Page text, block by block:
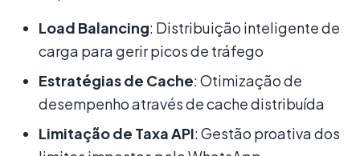
Load Balancing: Distribuição inteligente de
carga para gerir picos de tráfego
Estratégias de Cache: Otimização de
desempenho através de cache distribuída
Limitação de Taxa API: Gestão proativa dos